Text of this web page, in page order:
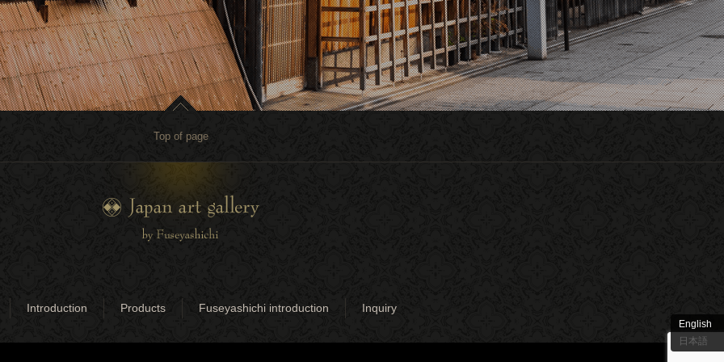
English
日本語
Top of page
Introduction Products Fuseyashichi introduction Inquiry